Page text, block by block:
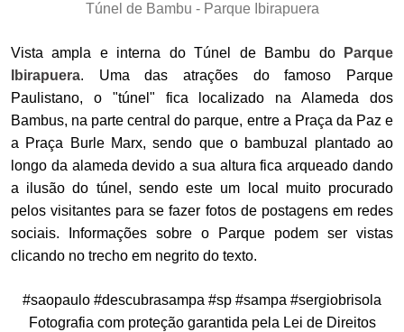
Túnel de Bambu - Parque Ibirapuera
Vista ampla e interna do Túnel de Bambu do
Parque
Ibirapuera. Uma das atrações do famoso Parque
Paulistano, o "túnel" fica localizado na Alameda dos
Bambus, na parte central do parque, entre a Praça da Paz e
a Praça Burle Marx, sendo que o bambuzal plantado ao
longo da alameda devido a sua altura fica arqueado dando
a ilusão do túnel, sendo este um local muito procurado
pelos visitantes para se fazer fotos de postagens em redes
sociais. Informações sobre o Parque podem ser vistas
clicando no trecho em negrito do texto.
#saopaulo #descubrasampa #sp #sampa #sergiobrisola
Fotografia com proteção garantida pela Lei de Direitos